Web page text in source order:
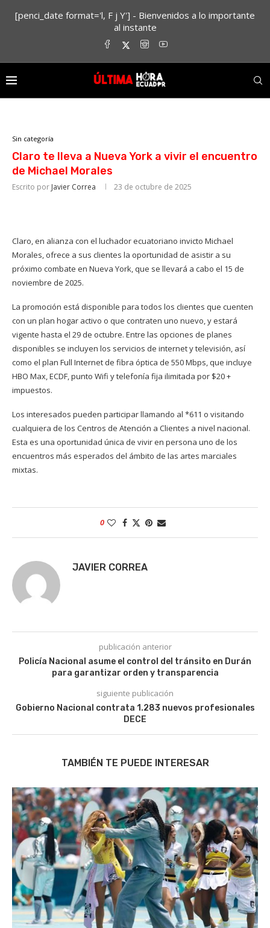
[penci_date format='l, F j Y'] - Bienvenidos a lo importante
al instante
Sin categoría
Claro te lleva a Nueva York a vivir el encuentro
de Michael Morales
Escrito por Javier Correa 23 de octubre de 2025
Claro, en alianza con el luchador ecuatoriano invicto Michael
Morales, ofrece a sus clientes la oportunidad de asistir a su
próximo combate en Nueva York, que se llevará a cabo el 15 de
noviembre de 2025.
La promoción está disponible para todos los clientes que cuenten
con un plan hogar activo o que contraten uno nuevo, y estará
vigente hasta el 29 de octubre. Entre las opciones de planes
disponibles se incluyen los servicios de internet y televisión, así
como el plan Full Internet de fibra óptica de 550 Mbps, que incluye
HBO Max, ECDF, punto Wifi y telefonía fija ilimitada por $20 +
impuestos.
Los interesados pueden participar llamando al *611 o visitando
cualquiera de los Centros de Atención a Clientes a nivel nacional.
Esta es una oportunidad única de vivir en persona uno de los
encuentros más esperados del ámbito de las artes marciales
mixtas.
0
JAVIER CORREA
publicación anterior
Policía Nacional asume el control del tránsito en Durán
para garantizar orden y transparencia
siguiente publicación
Gobierno Nacional contrata 1.283 nuevos profesionales
DECE
TAMBIÉN TE PUEDE INTERESAR